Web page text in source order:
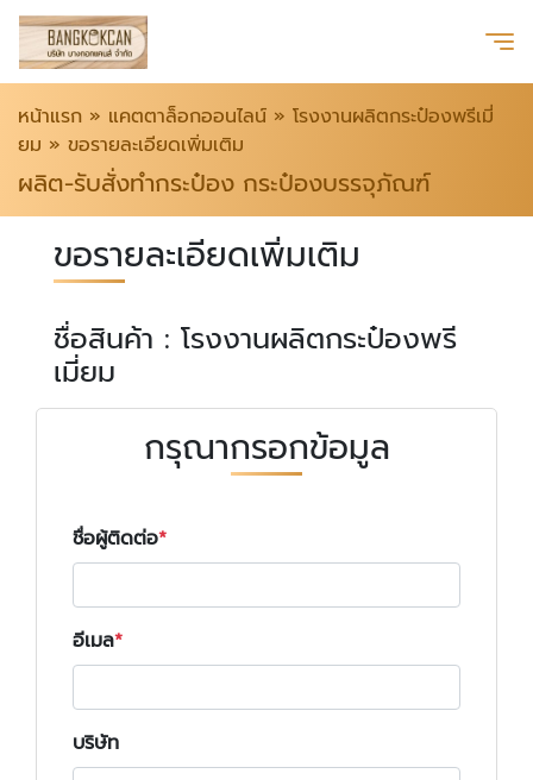
หน้าแรก » แคตตาล็อกออนไลน์ » โรงงานผลิตกระป๋องพรีเมี่
ยม » ขอรายละเอียดเพิ่มเติม
ผลิต-รับสั่งทำกระป๋อง กระป๋องบรรจุภัณฑ์
ขอรายละเอียดเพิ่มเติม
ชื่อสินค้า : โรงงานผลิตกระป๋องพรี
เมี่ยม
กรุณากรอกข้อมูล
ชื่อผู้ติดต่อ
อีเมล
บริษัท